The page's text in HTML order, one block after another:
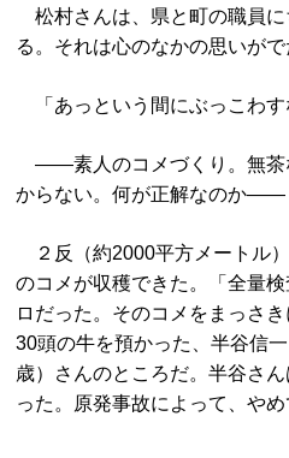
松村さんは、県と町の職員
る。それは心のなかの思いがで
「あっという間にぶっこわす
――素人のコメづくり。無茶
からない。何が正解なのか――
２反（約2000平方メートル
のコメが収穫できた。「全量
ロだった。そのコメをまっさ
30頭の牛を預かった、半谷信
歳）さんのところだ。半谷さ
った。原発事故によって、やめ